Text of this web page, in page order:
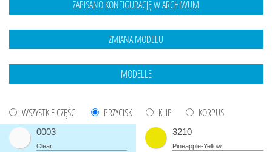
WSZYSTKIE CZĘŚCI PRZYCISK KLIP KORPUS
0003
Clear
3210
Pineapple-Yellow